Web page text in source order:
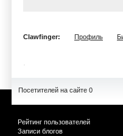
Clawfinger: Профиль
Посетителей на сайте 0
Рейтинг пользователей
Записи блогов